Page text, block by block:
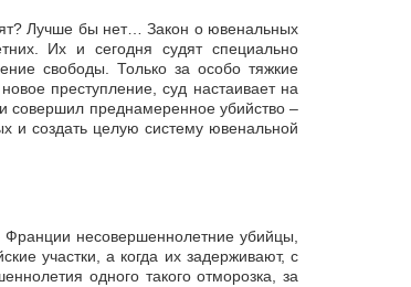
Лучше бы нет… Закон о ювенальных
Их и сегодня судят специально
свободы. Только за особо тяжкие
преступление, суд настаивает на
совершил преднамеренное убийство –
и создать целую систему ювенальной
Франции несовершеннолетние убийцы,
участки, а когда их задерживают, с
одного такого отморозка, за